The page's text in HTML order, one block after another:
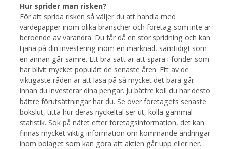
Hur sprider man risken?
För att sprida risken så väljer du att handla med
värdepapper inom olika branscher och företag som inte är
beroende av varandra. Du får då en stor spridning och kan
tjäna på din investering inom en marknad, samtidigt som
en annan går sämre. Ett bra sätt är att spara i fonder som
har blivit mycket populärt de senaste åren. Ett av de
viktigaste råden är att läsa på så mycket det bara går
innan du investerar dina pengar. Ju bättre koll du har desto
bättre förutsättningar har du. Se över företagets senaste
bokslut, titta hur deras nyckeltal ser ut, kolla gammal
statistik. Sök på nätet efter företagsinformation, det kan
finnas mycket viktig information om kommande ändringar
inom bolaget som kan göra att aktien går upp eller ner.